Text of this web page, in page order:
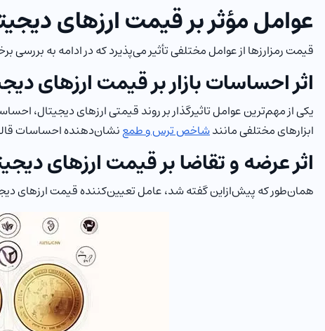
عوامل مؤثر بر قیمت ارزهای
قیمت رمزارزها از عوامل مختلفی تأثیر می‌پذیرد که در ادامه به بررسی
اثر احساسات بازار بر قیمت ارزهای
یکی از مهم‌ترین عوامل تاثیرگذار بر روند قیمتی ارزهای دیجیتال،
ابزارهای مختلفی مانندشاخص ترس و طمعنشان‌دهنده احساسات
اثر عرضه و تقاضا بر قیمت ارزهای
همان‌طور که پیش‌ازاین گفته شد، عامل تعیین‌کننده قیمت ارزهای